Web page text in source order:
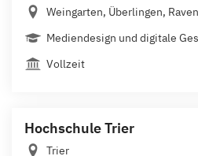
Weingarten, Überlingen,
Mediendesign und digitale
Vollzeit
Hochschule Trier
Trier